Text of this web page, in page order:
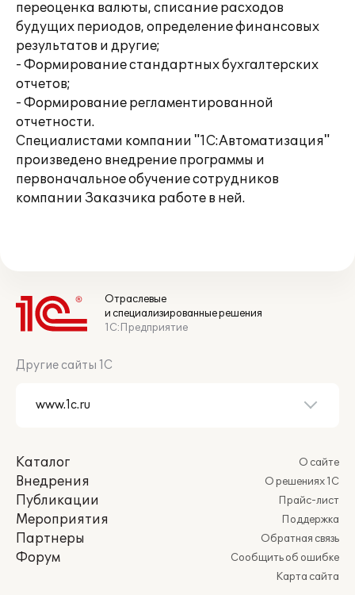
переоценка валюты, списание расходов
будущих периодов, определение финансовых
результатов и другие;
- Формирование стандартных бухгалтерских
отчетов;
- Формирование регламентированной
отчетности.
Специалистами компании "1С:Автоматизация"
произведено внедрение программы и
первоначальное обучение сотрудников
компании Заказчика работе в ней.
Отраслевые
и специализированные решения
1С:Предприятие
Другие сайты 1С
Каталог
Внедрения
Публикации
Мероприятия
Партнеры
Форум
О сайте
О решениях 1С
Прайс-лист
Поддержка
Обратная связь
Сообщить об ошибке
Карта сайта